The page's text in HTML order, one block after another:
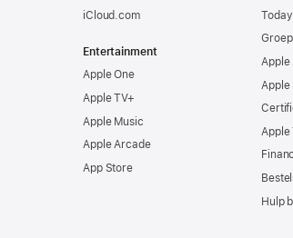
iCloud.com
Entertainment
Apple One
Apple TV+
Apple Music
Apple Arcade
App Store
Apple
Apple
Hulp